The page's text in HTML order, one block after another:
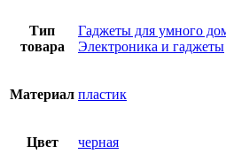
Тип
товара
Гаджеты для умного
Электроника и гаджеты
Материал пластик
Цвет черная